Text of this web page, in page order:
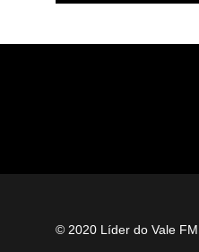
© 2020 Líder do Vale FM